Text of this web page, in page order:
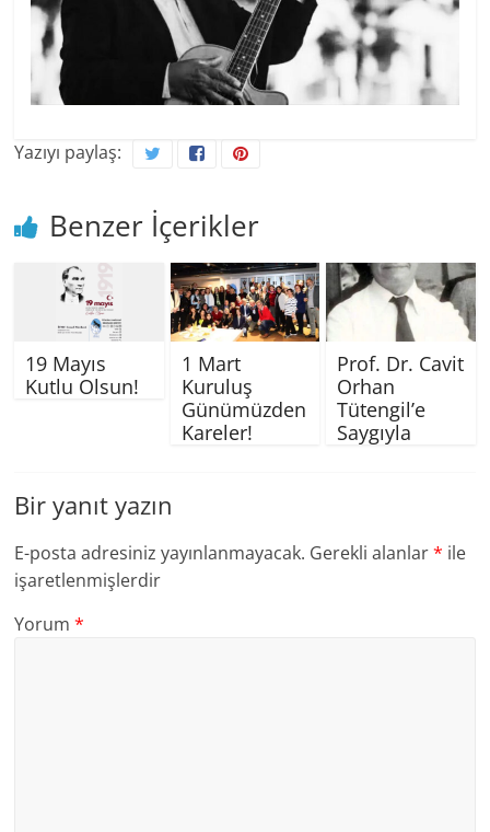
Yazıyı paylaş:
Benzer İçerikler
19 Mayıs
Kutlu Olsun!
1 Mart
Kuruluş
Günümüzden
Kareler!
Prof. Dr. Cavit
Orhan
Tütengil’e
Saygıyla
Bir yanıt yazın
E-posta adresiniz yayınlanmayacak. Gerekli alanlar* ile
işaretlenmişlerdir
Yorum*